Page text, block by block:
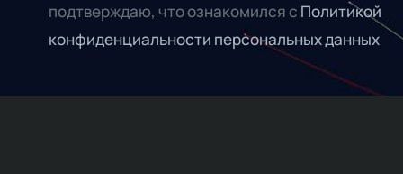
подтверждаю, что ознакомился с Политикой
конфиденциальности персональных данных